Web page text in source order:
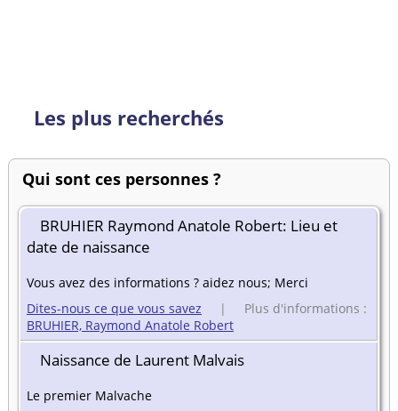
Les plus recherchés
Qui sont ces personnes ?
BRUHIER Raymond Anatole Robert: Lieu et
date de naissance
Vous avez des informations ? aidez nous; Merci
Dites-nous ce que vous savez | Plus d'informations :
BRUHIER, Raymond Anatole Robert
Naissance de Laurent Malvais
Le premier Malvache